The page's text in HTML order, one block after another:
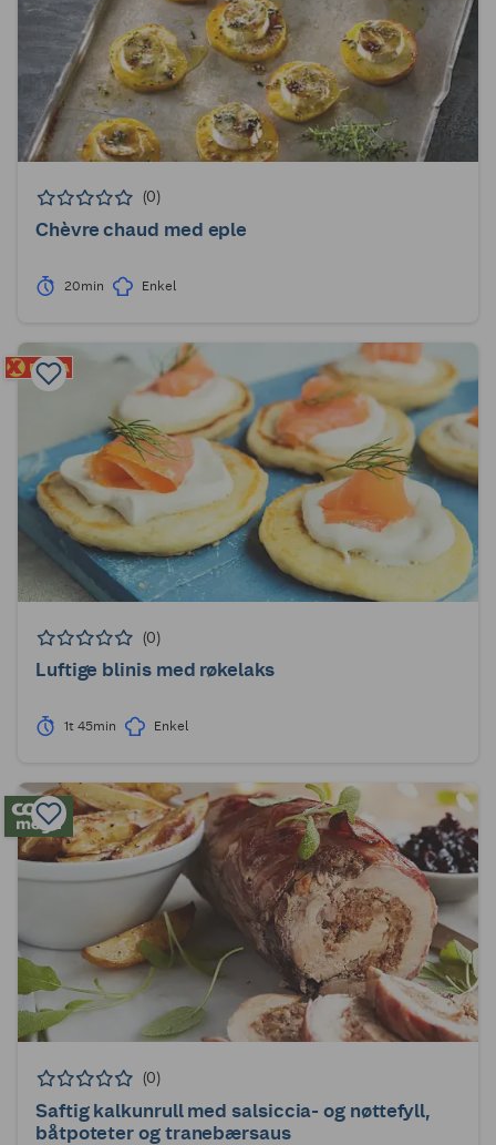
(0)
Chèvre chaud med eple
20min Enkel
(0)
Luftige blinis med røkelaks
1t 45min Enkel
(0)
Saftig kalkunrull med salsiccia- og nøttefyll,
båtpoteter og tranebærsaus